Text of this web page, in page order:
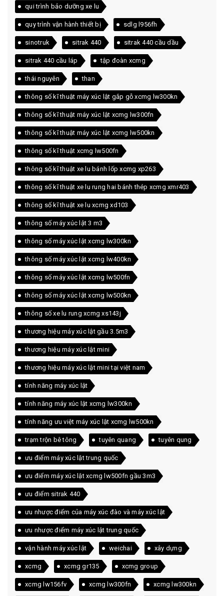
qui trình bảo dưỡng xe lu
quy trình vận hành thiết bị sdlg l956fh
sinotruk sitrak 440 sitrak 440 cầu dầu
sitrak 440 cầu láp tập đoàn xcmg
thái nguyên than
thông số kĩ thuật máy xúc lật gắp gỗ xcmg lw300kn
thông số kĩ thuật máy xúc lật xcmg lw300fn
thông số kĩ thuật máy xúc lật xcmg lw500kn
thông số kĩ thuật xcmg lw500fn
thông số kĩ thuật xe lu bánh lốp xcmg xp263
thông số kĩ thuật xe lu rung hai bánh thép xcmg xmr403
thông số kĩ thuật xe lu xcmg xd103
thông số máy xúc lật 3 m3
thông số máy xúc lật xcmg lw300kn
thông số máy xúc lật xcmg lw400kn
thông số máy xúc lật xcmg lw500fn
thông số máy xúc lật xcmg lw500kn
thông số xe lu rung xcmg xs143j
thương hiệu máy xúc lật gầu 3.5m3
thương hiệu máy xúc lật mini
thương hiệu máy xúc lật mini tại việt nam
tính năng máy xúc lật
tính năng máy xúc lật xcmg lw300kn
tính năng ưu việt máy xúc lật xcmg lw500kn
trạm trộn bê tông tuyên quang tuyên qung
ưu điểm máy xúc lật trung quốc
ưu điểm máy xúc lật xcmg lw500fn gầu 3m3
ưu điểm sitrak 440
ưu nhược điểm của máy xúc đào và máy xúc lật
ưu nhược điểm máy xúc lật trung quốc
vận hành máy xúc lật weichai xây dựng
xcmg xcmg gr135 xcmg group
xcmg lw156fv xcmg lw300fn xcmg lw300kn